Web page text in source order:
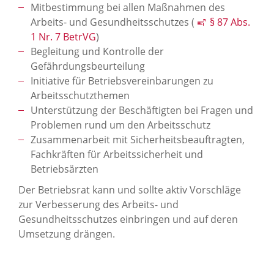
Mitbestimmung bei allen Maßnahmen des
Arbeits- und Gesundheitsschutzes (
§ 87 Abs.
1 Nr. 7 BetrVG)
Begleitung und Kontrolle der
Gefährdungsbeurteilung
Initiative für Betriebsvereinbarungen zu
Arbeitsschutzthemen
Unterstützung der Beschäftigten bei Fragen und
Problemen rund um den Arbeitsschutz
Zusammenarbeit mit Sicherheitsbeauftragten,
Fachkräften für Arbeitssicherheit und
Betriebsärzten
Der Betriebsrat kann und sollte aktiv Vorschläge
zur Verbesserung des Arbeits- und
Gesundheitsschutzes einbringen und auf deren
Umsetzung drängen.